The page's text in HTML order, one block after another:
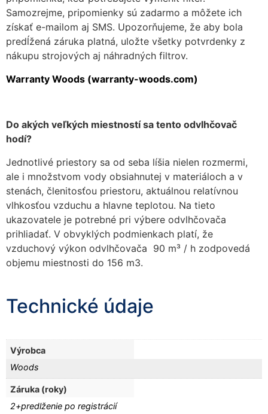
Samozrejme, pripomienky sú zadarmo a môžete ich
získať e-mailom aj SMS. Upozorňujeme, že aby bola
predĺžená záruka platná, uložte všetky potvrdenky z
nákupu strojových aj náhradných filtrov.
Warranty Woods (warranty-woods.com)
Do akých veľkých miestností sa tento odvlhčovač
hodí?
Jednotlivé priestory sa od seba líšia nielen rozmermi,
ale i množstvom vody obsiahnutej v materiáloch a v
stenách, členitosťou priestoru, aktuálnou relatívnou
vlhkosťou vzduchu a hlavne teplotou. Na tieto
ukazovatele je potrebné pri výbere odvlhčovača
prihliadať. V obvyklých podmienkach platí, že
vzduchový výkon odvlhčovača 90 m³ / h zodpovedá
objemu miestnosti do 156 m3.
Technické údaje
Výrobca
Woods
Záruka (roky)
2+predlženie po registrácií